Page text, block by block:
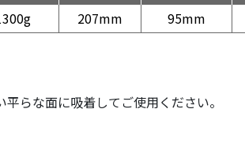
207mm 95mm
らな面に吸着してご使用ください。